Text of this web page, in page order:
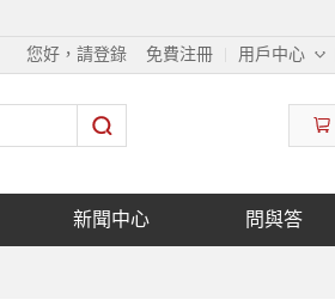
您好，請登錄 免費注冊 ◇
用戶中心
新聞中心 問與答